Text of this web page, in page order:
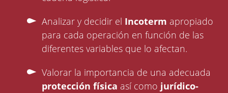
Analizar y decidir el Incoterm apropiado
para cada operación en función de las
diferentes variables que lo afectan.
Valorar la importancia de una adecuada
protección física así como jurídico-